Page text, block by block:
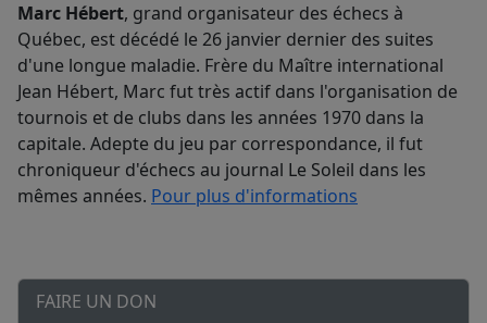
Marc Hébert, grand organisateur des échecs à
Québec, est décédé le 26 janvier dernier des suites
d'une longue maladie. Frère du Maître international
Jean Hébert, Marc fut très actif dans l'organisation de
tournois et de clubs dans les années 1970 dans la
capitale. Adepte du jeu par correspondance, il fut
chroniqueur d'échecs au journal Le Soleil dans les
mêmes années. Pour plus d'informations
FAIRE UN DON